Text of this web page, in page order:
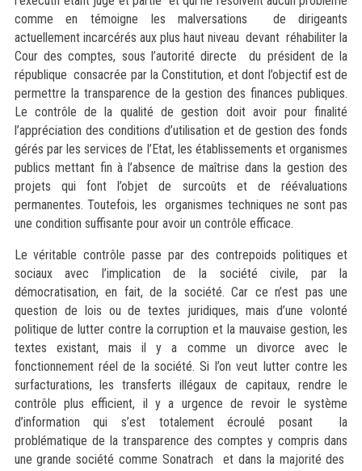
comme en témoigne les malversations de dirigeants
actuellement incarcérés aux plus haut niveau devant réhabiliter la
Cour des comptes, sous l’autorité directe du président de la
république consacrée par la Constitution, et dont l’objectif est de
permettre la transparence de la gestion des finances publiques.
Le contrôle de la qualité de gestion doit avoir pour finalité
l’appréciation des conditions d’utilisation et de gestion des fonds
gérés par les services de l’Etat, les établissements et organismes
publics mettant fin à l’absence de maîtrise dans la gestion des
projets qui font l’objet de surcoûts et de réévaluations
permanentes. Toutefois, les organismes techniques ne sont pas
une condition suffisante pour avoir un contrôle efficace.
Le véritable contrôle passe par des contrepoids politiques et
sociaux avec l’implication de la société civile, par la
démocratisation, en fait, de la société. Car ce n’est pas une
question de lois ou de textes juridiques, mais d’une volonté
politique de lutter contre la corruption et la mauvaise gestion, les
textes existant, mais il y a comme un divorce avec le
fonctionnement réel de la société. Si l’on veut lutter contre les
surfacturations, les transferts illégaux de capitaux, rendre le
contrôle plus efficient, il y a urgence de revoir le système
d’information qui s’est totalement écroulé posant la
problématique de la transparence des comptes y compris dans
une grande société comme Sonatrach et dans la majorité des